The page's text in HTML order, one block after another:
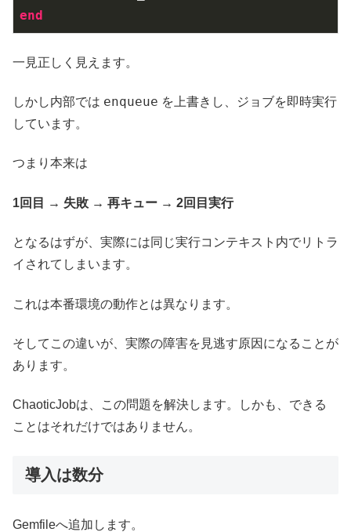
end
一見正しく見えます。
しかし内部では enqueue を上書きし、ジョブを即時実行
しています。
つまり本来は
1回目 → 失敗 → 再キュー → 2回目実行
となるはずが、実際には同じ実行コンテキスト内でリトラ
イされてしまいます。
これは本番環境の動作とは異なります。
そしてこの違いが、実際の障害を見逃す原因になることが
あります。
ChaoticJobは、この問題を解決します。しかも、できる
ことはそれだけではありません。
導入は数分
Gemfileへ追加します。